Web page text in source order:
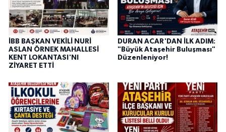
İBB BAŞKAN VEKİLİ NURİ
ASLAN ÖRNEK MAHALLESİ
KENT LOKANTASI'NI
ZİYARET ETTİ
DURAN ACAR'DAN İLK ADIM:
"Büyük Ataşehir Buluşması"
Düzenleniyor!